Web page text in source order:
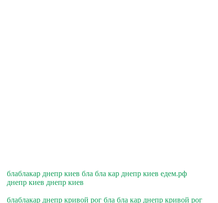
блаблакар днепр киев бла бла кар днепр киев едем.рф
днепр киев днепр киев
блаблакар днепр кривой рог бла бла кар днепр кривой рог